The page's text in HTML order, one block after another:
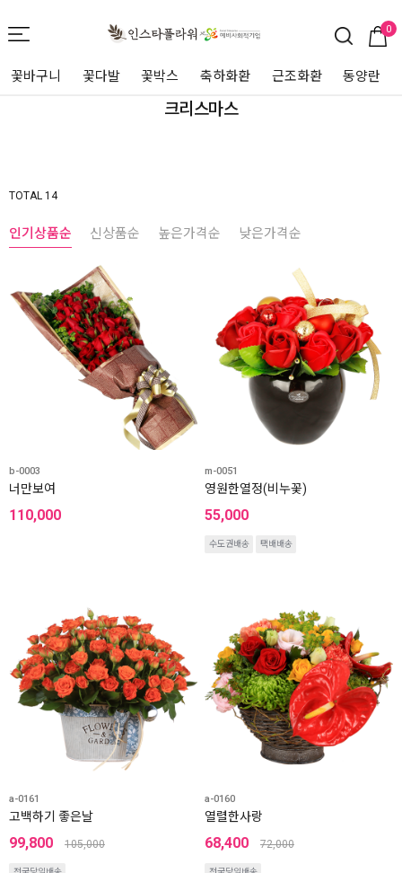
0
꽃바구니 꽃다발 꽃박스 축하화환 근조화환 동양란
크리스마스
TOTAL 14
인기상품순 신상품순 높은가격순 낮은가격순
b-0003
너만보여
110,000
m-0051
영원한열정(비누꽃)
55,000
수도권배송 택배배송
a-0161
고백하기 좋은날
99,800 105,000
a-0160
열렬한사랑
68,400 72,000